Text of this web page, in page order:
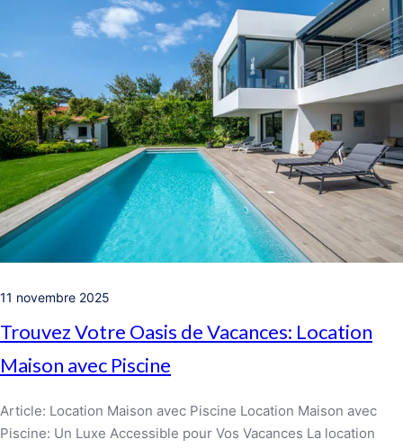
11 novembre 2025
Trouvez Votre Oasis de Vacances: Location
Maison avec Piscine
Article: Location Maison avec Piscine Location Maison avec
Piscine: Un Luxe Accessible pour Vos Vacances La location